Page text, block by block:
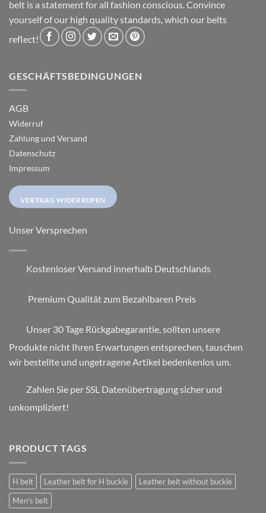
belt is a statement for all fashion conscious. Convince
yourself of our high quality standards, which our belts
reflect!
GESCHÄFTSBEDINGUNGEN
AGB
Widerruf
Zahlung und Versand
Datenschutz
Impressum
VERTRAG WIDERRUFEN
Unser Versprechen
Kostenloser Versand innerhalb Deutschlands
Premium Qualität zum Bezahlbaren Preis
Unser 30 Tage Rückgabegarantie, sollten unsere
Produkte nicht Ihren Erwartungen entsprechen, tauschen
wir bestellte und ungetragene Artikel bedenkenlos um.
Zahlen Sie per SSL Datenübertragung sicher und
unkompliziert!
PRODUCT TAGS
H belt Leather belt for H buckle
Leather belt without buckle
Men's belt